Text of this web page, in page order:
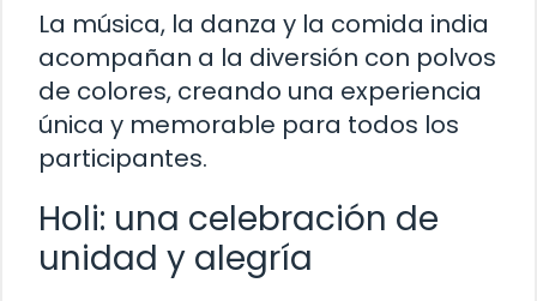
La música, la danza y la comida india
acompañan a la diversión con polvos
de colores, creando una experiencia
única y memorable para todos los
participantes.
Holi: una celebración de
unidad y alegría